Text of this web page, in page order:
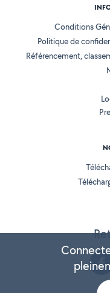
Conditions
Politique de
Référencement,